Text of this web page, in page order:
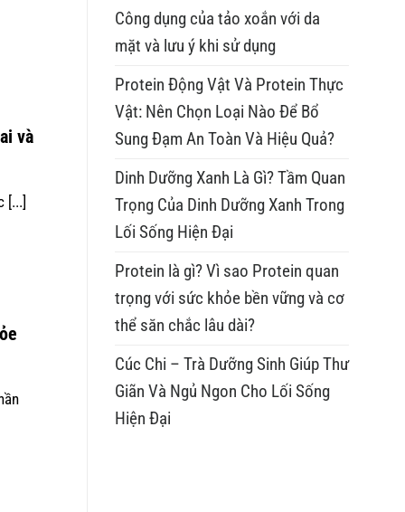
và
[...]
Công dụng của tảo xoắn với da
mặt và lưu ý khi sử dụng
Protein Động Vật Và Protein Thực
Vật: Nên Chọn Loại Nào Để Bổ
Sung Đạm An Toàn Và Hiệu Quả?
Dinh Dưỡng Xanh Là Gì? Tầm Quan
Trọng Của Dinh Dưỡng Xanh Trong
Lối Sống Hiện Đại
Protein là gì? Vì sao Protein quan
trọng với sức khỏe bền vững và cơ
thể săn chắc lâu dài?
Cúc Chi – Trà Dưỡng Sinh Giúp Thư
Giãn Và Ngủ Ngon Cho Lối Sống
Hiện Đại